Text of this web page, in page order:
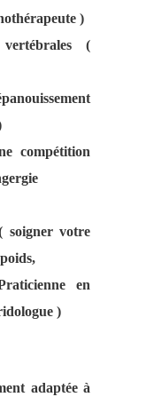
)
(
compétition
soigner votre
en
)
adaptée à